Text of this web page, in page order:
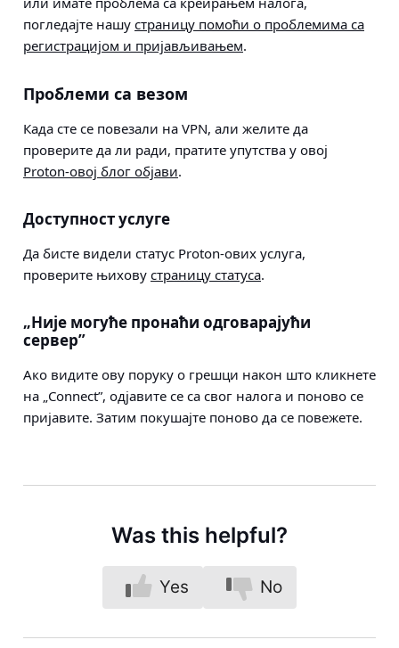
погледајте нашу страницу помоћи о проблемима са
регистрацијом и пријављивањем.
Проблеми са везом
Када сте се повезали на VPN, али желите да
проверите да ли ради, пратите упутства у овој
Proton-овој блог објави.
Доступност услуге
Да бисте видели статус Proton-ових услуга,
проверите њихову страницу статуса.
„Није могуће пронаћи одговарајући
сервер”
Ако видите ову поруку о грешци након што кликнете
на „Connect”, одјавите се са свог налога и поново се
пријавите. Затим покушајте поново да се повежете.
Was this helpful?
Yes No